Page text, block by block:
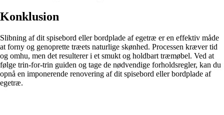
Konklusion
Slibning af dit spisebord eller bordplade af egetræ er en effektiv måde
at forny og genoprette træets naturlige skønhed. Processen kræver tid
og omhu, men det resulterer i et smukt og holdbart træmøbel. Ved at
følge trin-for-trin guiden og tage de nødvendige forholdsregler, kan du
opnå en imponerende renovering af dit spisebord eller bordplade af
egetræ.